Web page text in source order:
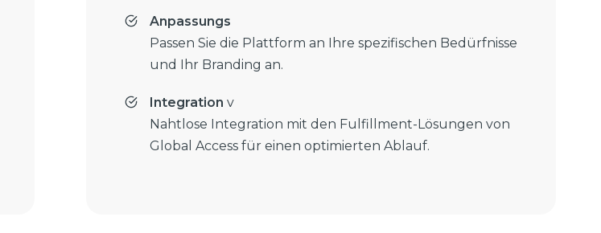
Anpassungs
Passen Sie die Plattform an Ihre spezifischen Bedürfnisse
und Ihr Branding an.
Integration v
Nahtlose Integration mit den Fulfillment-Lösungen von
Global Access für einen optimierten Ablauf.